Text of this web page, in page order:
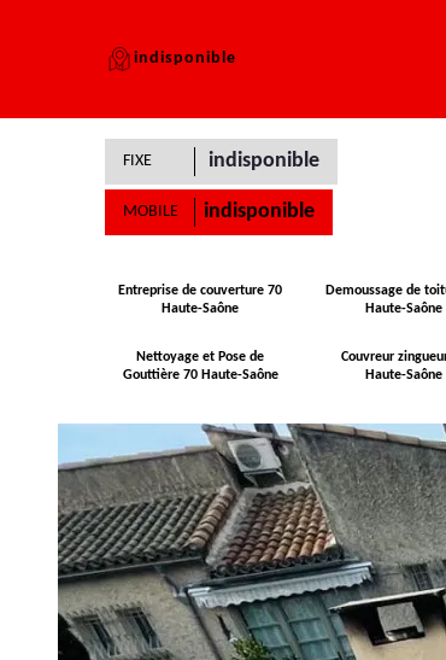
indisponible
FIXE indisponible
MOBILE indisponible
Entreprise de couverture 70
Haute-Saône
Demoussage de
Haute-Saône
Nettoyage et Pose de
Gouttière 70 Haute-Saône
Couvreur
Haute-Saône